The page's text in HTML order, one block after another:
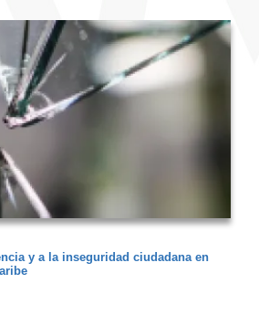
y a la inseguridad ciudadana en